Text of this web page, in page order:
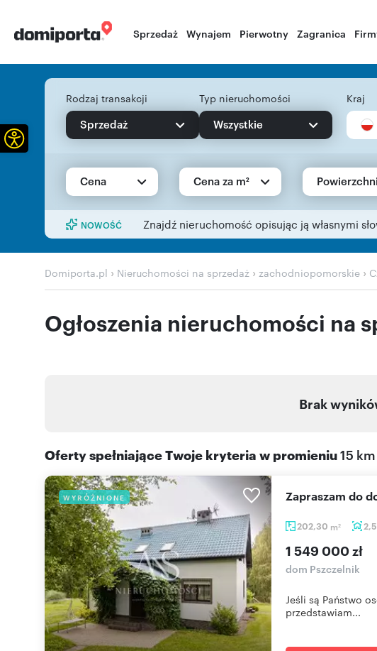
Sprzedaż Wynajem Pierwotny Zagranica
Rodzaj transakcji
Sprzedaż
Typ nieruchomości
Wszystkie
Kraj
Cena Cena za m²
NOWOŚĆ Znajdź nieruchomość opisując ją własnymi
Domiporta.pl › Nieruchomości na sprzedaż › zachodniopomorskie ›
Ogłoszenia nieruchomości na
Brak
Oferty spełniające Twoje kryteria w promieniu15 km
WYRÓŻNIONE
202,30 m2
Zapraszam do
1 549 000 zł
dom Pszczelnik
Jeśli są Państwo
przedstawiam...
Otwórz pasek narzędzi